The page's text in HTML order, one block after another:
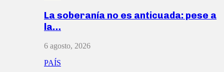
La soberanía no es anticuada: pese a
la…
6 agosto, 2026
PAÍS